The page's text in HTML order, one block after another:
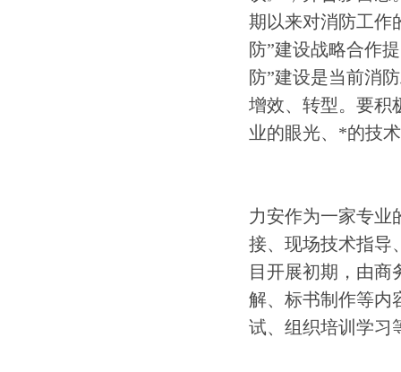
期以来对消防工作
防”建设战略合作
防”建设是当前消
增效、转型。要积
业的眼光、*的技
力安作为一家专业
接、现场技术指导
目开展初期，由
解、标书制作等内
试、组织培训学习